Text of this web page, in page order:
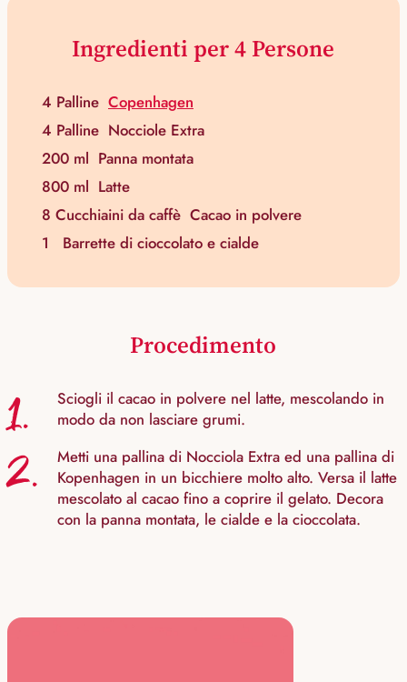
Ingredienti per 4 Persone
4 Palline Copenhagen
4 Palline Nocciole Extra
200 ml Panna montata
800 ml Latte
8 Cucchiaini da caffè Cacao in polvere
1
Barrette di cioccolato e cialde
Procedimento
1.
Sciogli il cacao in polvere nel latte, mescolando in
modo da non lasciare grumi.
2.
Metti una pallina di Nocciola Extra ed una pallina di
Kopenhagen in un bicchiere molto alto. Versa il latte
mescolato al cacao fino a coprire il gelato. Decora
con la panna montata, le cialde e la cioccolata.